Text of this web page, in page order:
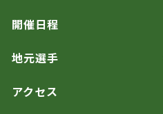
開催日程
地元選手
アクセス